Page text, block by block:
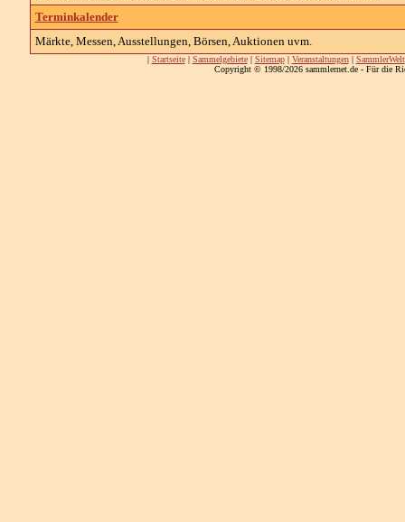
Terminkalender
Märkte, Messen, Ausstellungen, Börsen, Auktionen uvm.
| Startseite| Sammelgebiete| Sitemap| Veranstaltungen| SammlerWelt
Copyright © 1998/2026 sammlernet.de - Für die